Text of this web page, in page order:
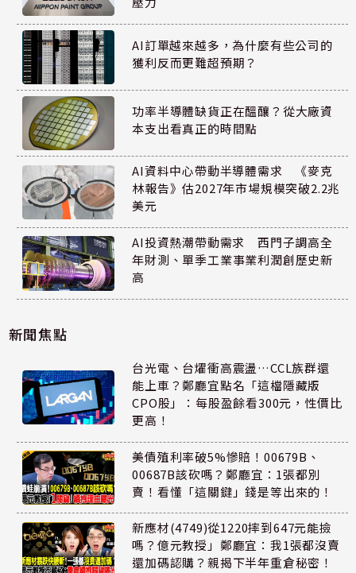
AI訂單越來越多，為什麼有些公司的
獲利反而更難超預期？
功率半導體缺貨正在醞釀？從大廠資
本支出看真正的時間點
AI資料中心帶動半導體需求 《麥克
林報告》估2027年市場規模突破2.2兆
美元
AI投資熱潮帶動需求 西門子調高全
年財測、單季工業事業利潤創歷史新
高
新聞焦點
台光電、台燿衝高震盪…CCL族群還
能上車？鄭廳宜點名「這檔隱藏版
CPO股」：每股盈餘看300元，性價比
更高！
美債殖利率破5%慘賠！00679B、
00687B該砍嗎？鄭廳宜：1張都別
賣！看懂「這關鍵」錢是等出來的！
新應材(4749)從1220摔到647元能撿
嗎？億元教授」鄭廳宜：我1張都沒賣
還加碼認購？親揭下半年重倉秘密！